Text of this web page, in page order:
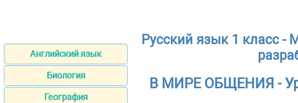
Английский язык
Биология
География
Русский язык 1 класс -
В МИРЕ ОБЩЕНИЯ -